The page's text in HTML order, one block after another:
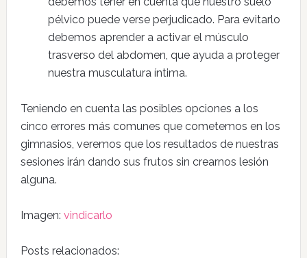
pélvico puede verse perjudicado. Para evitarlo
debemos aprender a activar el músculo
trasverso del abdomen, que ayuda a proteger
nuestra musculatura íntima.
Teniendo en cuenta las posibles opciones a los
cinco errores más comunes que cometemos en los
gimnasios, veremos que los resultados de nuestras
sesiones irán dando sus frutos sin crearnos lesión
alguna.
Imagen: vindicarlo
Posts relacionados: